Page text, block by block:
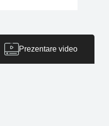
Prezentare video